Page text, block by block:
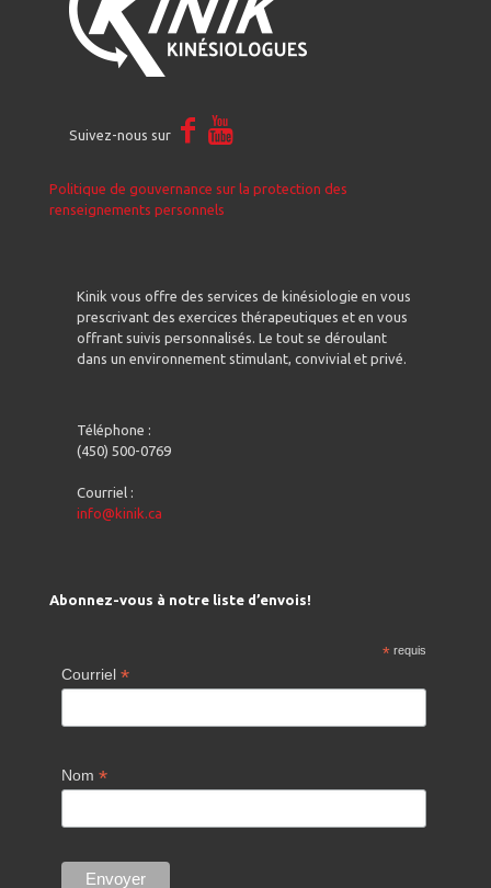
Suivez-nous sur
Politique de gouvernance sur la protection des
renseignements personnels
Kinik vous offre des services de kinésiologie en vous
prescrivant des exercices thérapeutiques et en vous
offrant suivis personnalisés. Le tout se déroulant
dans un environnement stimulant, convivial et privé.
Téléphone :
(450) 500-0769
Courriel :
info@kinik.ca
Abonnez-vous à notre liste d’envois!
* requis
Courriel *
Nom *